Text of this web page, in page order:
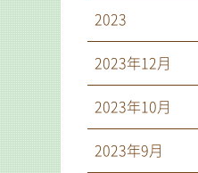
2023
2023年12月
2023年10月
2023年9月